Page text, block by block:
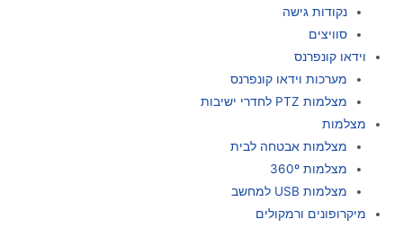
נקודות גישה
סוויצים
וידאו קונפרנס
מערכות וידאו קונפרנס
מצלמות PTZ לחדרי ישיבות
מצלמות
מצלמות אבטחה לבית
מצלמות 360º
מצלמות USB למחשב
מיקרופונים ורמקולים